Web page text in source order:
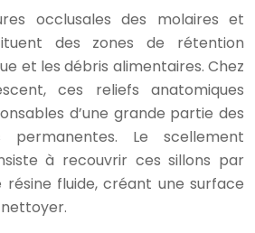
occlusales des molaires et
des zones de rétention
et les débris alimentaires. Chez
ces reliefs anatomiques
d’une grande partie des
Le scellement
à recouvrir ces sillons par
fluide, créant une surface